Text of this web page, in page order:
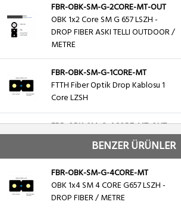
FBR-OBK-SM-G-2CORE-MT-OUT
OBK 1x2 Core SM G 657 LSZH -
DROP FIBER ASKI TELLI OUTDOOR /
METRE
FBR-OBK-SM-G-1CORE-MT
FTTH Fiber Optik Drop Kablosu 1
Core LZSH
FBR-OBK-SM-G-4CORE-MT-OUT
OBK 1x4 Core SM G 657 LSZH -
DROP FIBER ASKI TELLI OUTDOOR /
BENZER ÜRÜNLER
FBR-OBK-SM-G-4CORE-MT
OBK 1x4 SM 4 CORE G657 LSZH -
DROP FIBER / METRE